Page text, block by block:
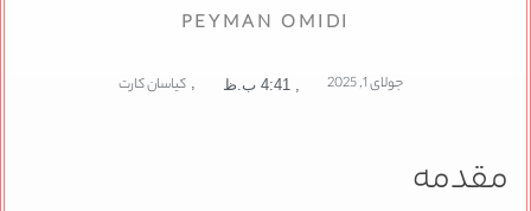
PEYMAN OMIDI
جولای 1, 2025 4:41 ب.ظ , کیاسان کارت
مقدمه